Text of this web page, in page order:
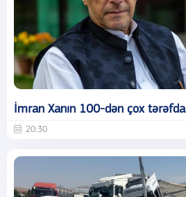
İmran Xanın 100-dən çox
20:30